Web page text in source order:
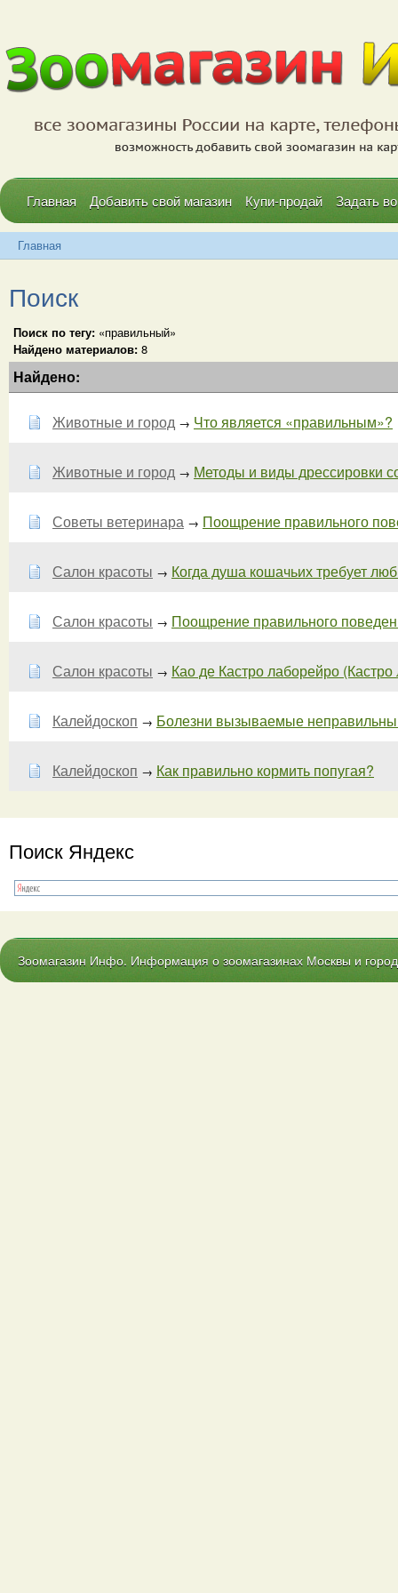
Главная Добавить свой магазин Купи-продай Задать
Главная
Поиск
Поиск по тегу: «правильный»
Найдено материалов: 8
Найдено:
Животные и город → Что является «правильным»?
Животные и город → Методы и виды дрессировки
Советы ветеринара → Поощрение правильного
Салон красоты → Когда душа кошачьих требует
Салон красоты → Поощрение правильного
Салон красоты → Као де Кастро лаборейро
Калейдоскоп → Болезни вызываемые
Калейдоскоп → Как правильно кормить попугая?
Поиск Яндекс
Зоомагазин Инфо. Информация о зоомагазинах Москвы и